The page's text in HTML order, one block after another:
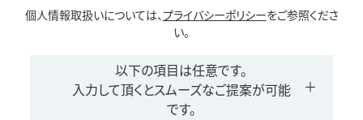
個人情報取扱いについては、プライバシーポリシーをご参照くださ
い。
以下の項目は任意です。
入力して頂くとスムーズなご提案が可能
です。